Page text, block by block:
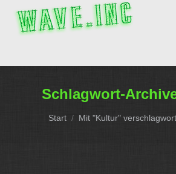
Schlagwort-
Sie befinden sich hier:
Start Mit "Kultur"